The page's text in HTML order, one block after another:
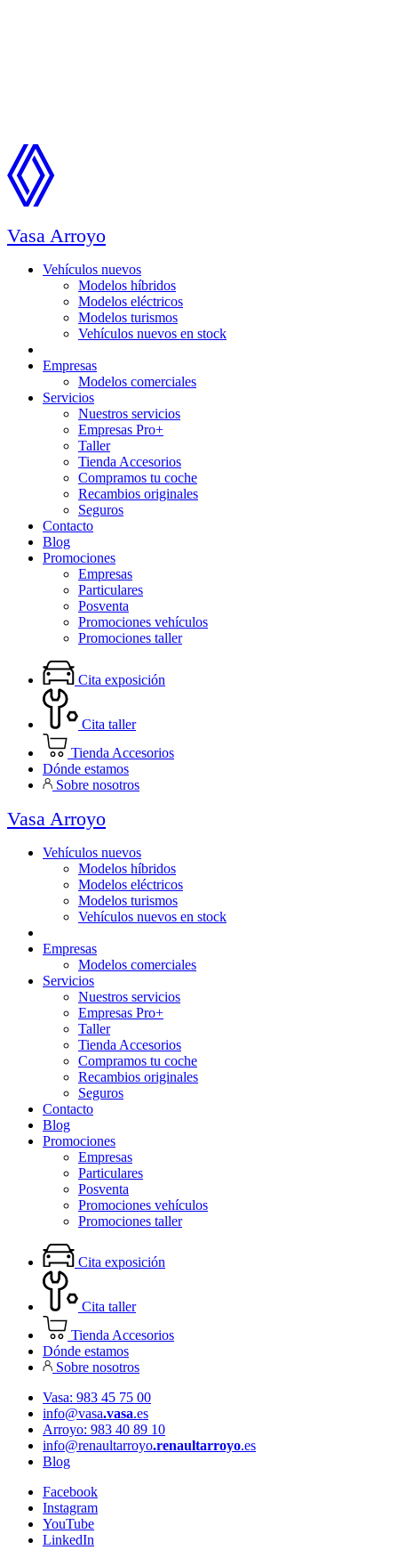
Vasa Arroyo
Vehículos nuevos
Modelos híbridos
Modelos eléctricos
Modelos turismos
Vehículos nuevos en stock
Empresas
Modelos comerciales
Servicios
Nuestros servicios
Empresas Pro+
Taller
Tienda Accesorios
Compramos tu coche
Recambios originales
Seguros
Contacto
Blog
Promociones
Empresas
Particulares
Posventa
Promociones vehículos
Promociones taller
Cita exposición
Cita taller
Tienda Accesorios
Dónde estamos
Sobre nosotros
Vasa Arroyo
Vehículos nuevos
Modelos híbridos
Modelos eléctricos
Modelos turismos
Vehículos nuevos en stock
Empresas
Modelos comerciales
Servicios
Nuestros servicios
Empresas Pro+
Taller
Tienda Accesorios
Compramos tu coche
Recambios originales
Seguros
Contacto
Blog
Promociones
Empresas
Particulares
Posventa
Promociones vehículos
Promociones taller
Cita exposición
Cita taller
Tienda Accesorios
Dónde estamos
Sobre nosotros
Vasa: 983 45 75 00
info@vasa.vasa.es
Arroyo: 983 40 89 10
info@renaultarroyo.renaultarroyo.es
Blog
Facebook
Instagram
YouTube
LinkedIn